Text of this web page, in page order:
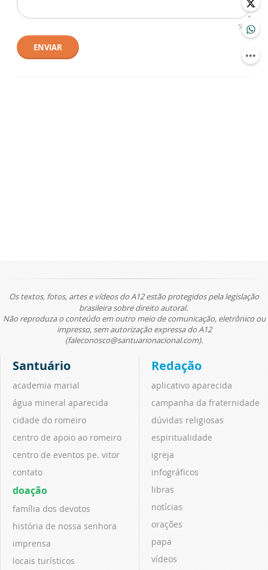
500
ENVIAR
Os textos, fotos, artes e vídeos do A12 estão protegidos pela legislação
brasileira sobre direito autoral.
Não reproduza o conteúdo em outro meio de comunicação, eletrônico ou
impresso, sem autorização expressa do A12
(faleconosco@santuarionacional.com).
Santuário
academia marial
água mineral aparecida
cidade do romeiro
centro de apoio ao romeiro
centro de eventos pe. vitor
contato
doação
família dos devotos
história de nossa senhora
imprensa
locais turísticos
Redação
aplicativo aparecida
campanha da fraternidade
dúvidas religiosas
espiritualidade
igreja
infográficos
libras
notícias
orações
papa
vídeos